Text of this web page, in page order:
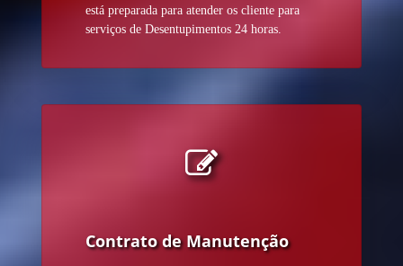
está preparada para atender os cliente para
serviços de Desentupimentos 24 horas.
Contrato de Manutenção